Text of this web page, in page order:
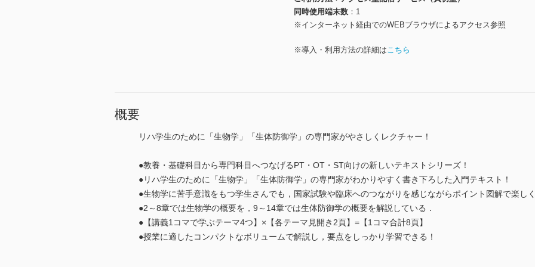
同時使用端末数
1
※インターネット経由でのWEBブラウザによるアクセス参照
※導入・利用方法の詳細はこちら
概要
リハ学生のために「生物学」「生体防御学」の専門家がやさしくレクチャー！
●教養・基礎科目から専門科目へつなげるPT・OT・ST向けの新しいテキストシリーズ！
●リハ学生のために「生物学」「生体防御学」の専門家がわかりやすく書き下ろした入門テキスト！
●生物学に苦手意識をもつ学生さんでも，国家試験や臨床へのつながりを感じながらポイント図解で楽し
●2～8章では生物学の概要を，9～14章では生体防御学の概要を解説している．
●【講義1コマで学ぶテーマ4つ】×【各テーマ見開き2頁】=【1コマ合計8頁】
●授業に適したコンパクトなボリュームで解説し，要点をしっかり学習できる！